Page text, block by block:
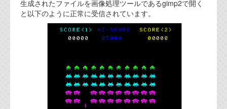
生成されたファイルを画像処理ツールであるgimp2で開く
と以下のように正常に受信されています。